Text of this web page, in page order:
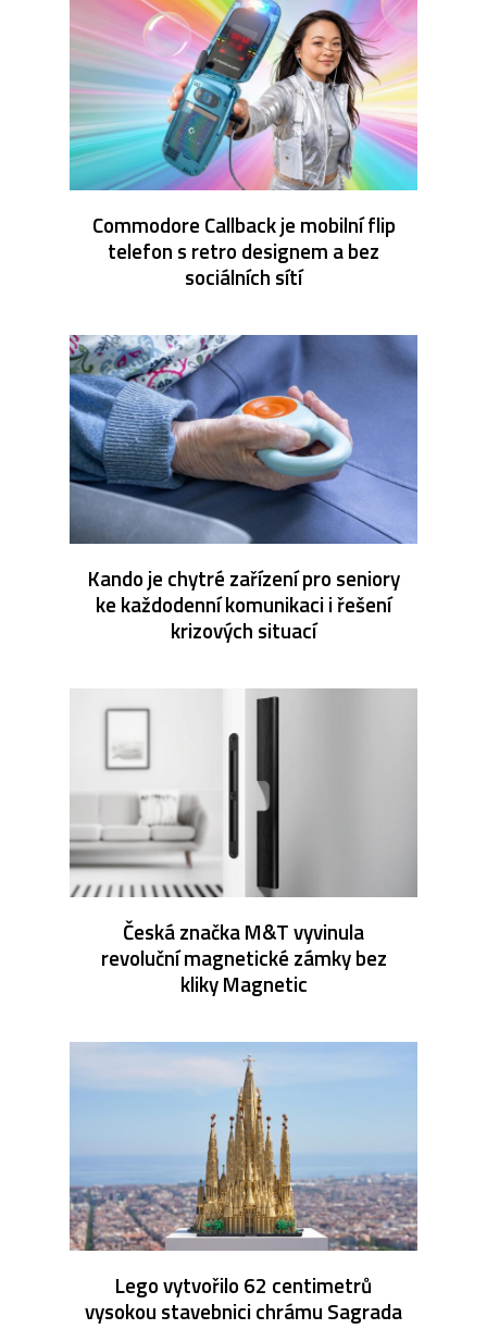
Commodore Callback je mobilní flip
telefon s retro designem a bez
sociálních sítí
Kando je chytré zařízení pro seniory
ke každodenní komunikaci i řešení
krizových situací
Česká značka M&T vyvinula
revoluční magnetické zámky bez
kliky Magnetic
Lego vytvořilo 62 centimetrů
vysokou stavebnici chrámu Sagrada